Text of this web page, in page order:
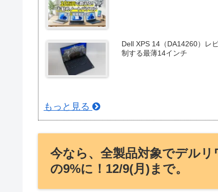
Dell XPS 14（DA14260）レ
制する最薄14インチ
もっと見る
今なら、全製品対象でデル
の9%に！12/9(月)まで。